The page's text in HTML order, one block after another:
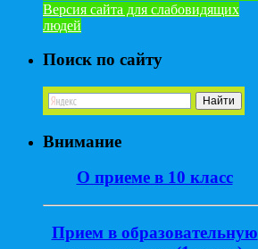
Версия сайта для слабовидящих
людей
Поиск по сайту
Внимание
О приеме в 10 класс
Прием в образовательную